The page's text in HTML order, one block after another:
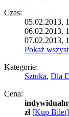
Czas:
05.02.2013,
06.02.2013,
07.02.2013,
Pokaż
Kategorie:
Sztuka, Dla
Cena:
zł [Kup Bilet]